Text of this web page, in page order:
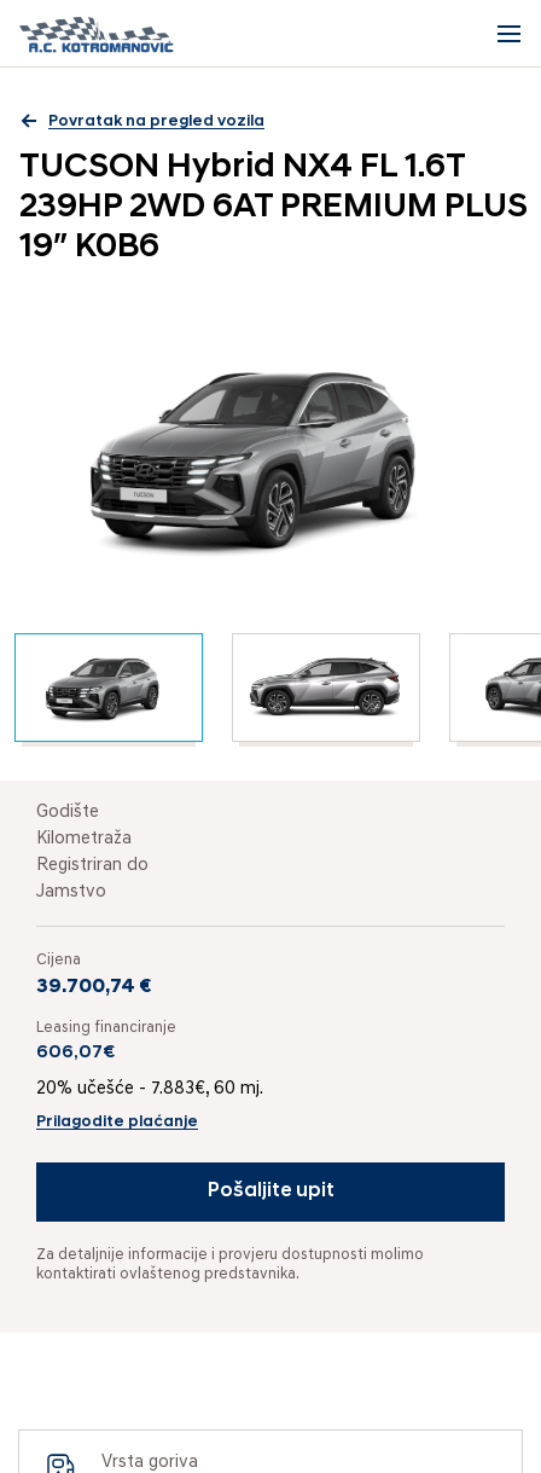
Povratak na pregled vozila
TUCSON Hybrid NX4 FL 1.6T
239HP 2WD 6AT PREMIUM PLUS
19″ K0B6
Godište
Kilometraža
Registriran do
Jamstvo
Cijena
39.700,74 €
Leasing financiranje
606,07€
20% učešće - 7.883€, 60 mj.
Prilagodite plaćanje
Pošaljite upit
Za detaljnije informacije i provjeru dostupnosti molimo
kontaktirati ovlaštenog predstavnika.
Vrsta goriva